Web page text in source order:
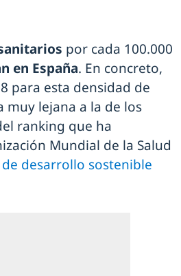
por cada 100.000
en España. En concreto,
para esta densidad de
muy lejana a la de los
ranking que ha
Mundial de la Salud
desarrollo sostenible